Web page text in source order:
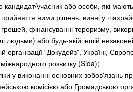
учасник або особи, які мають
ними рішень, винні у
грошей, фінансуванні тероризму,
людьми) або будь-якій іншій
“Докудейз”, Україні,
розвитку (Sida);
у виконанні основних зобов'язань
комісією або Громадською